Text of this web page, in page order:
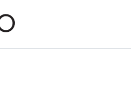
Médicos. Onde as notícias